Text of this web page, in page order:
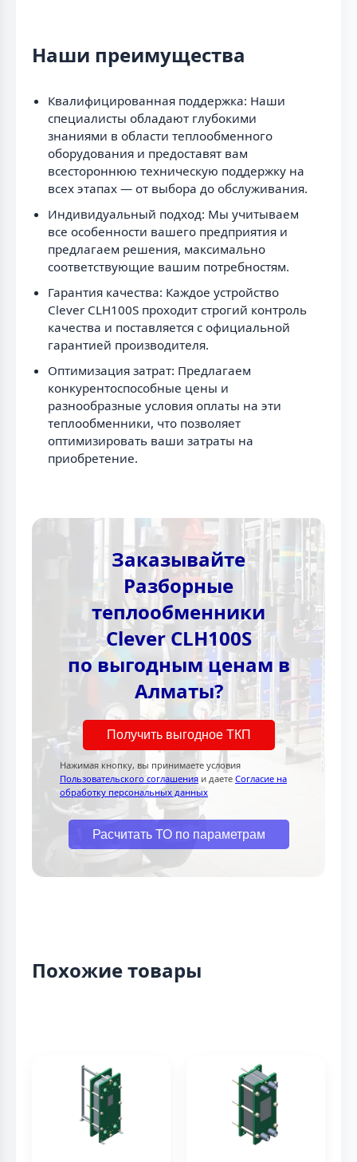
Наши преимущества
Квалифицированная поддержка: Наши
специалисты обладают глубокими
знаниями в области теплообменного
оборудования и предоставят вам
всестороннюю техническую поддержку на
всех этапах — от выбора до обслуживания.
Индивидуальный подход: Мы учитываем
все особенности вашего предприятия и
предлагаем решения, максимально
соответствующие вашим потребностям.
Гарантия качества: Каждое устройство
Clever CLH100S проходит строгий контроль
качества и поставляется с официальной
гарантией производителя.
Оптимизация затрат: Предлагаем
конкурентоспособные цены и
разнообразные условия оплаты на эти
теплообменники, что позволяет
оптимизировать ваши затраты на
приобретение.
Заказывайте
Разборные
теплообменники
Clever CLH100S
по выгодным ценам в
Алматы?
Получить выгодное ТКП
Нажимая кнопку, вы принимаете условия
Пользовательского соглашения и даете Согласие на
обработку персональных данных
Расчитать ТО по параметрам
Похожие товары